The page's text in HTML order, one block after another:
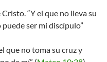
“Y el que no lleva su
ser mi discípulo”
que no toma su cruz y